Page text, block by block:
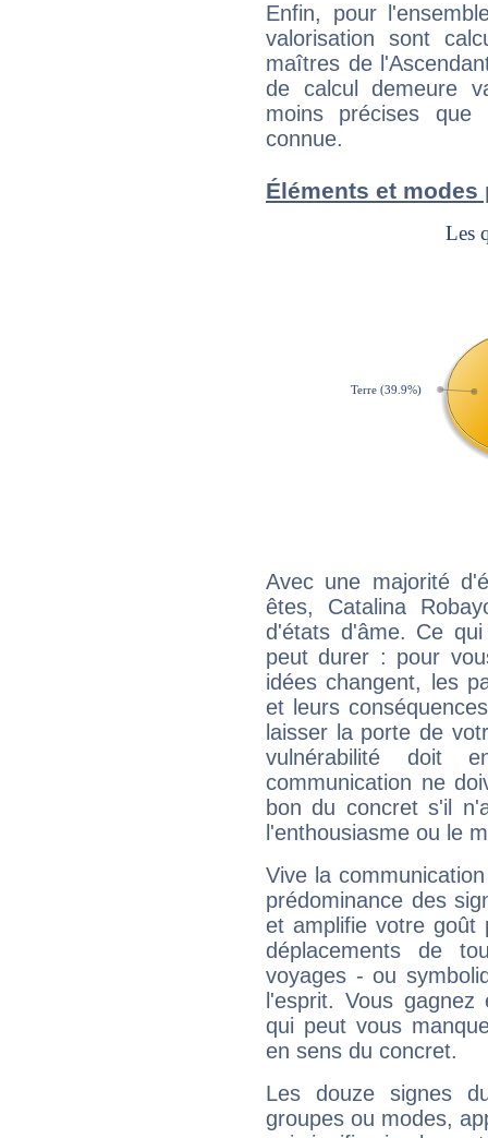
Enfin, pour
valorisation sont
maîtres de
de calcul demeure
moins précises que
connue.
Éléments et modes
Avec une majorité
êtes, Catalina
d'états d'âme. Ce
peut durer : pour
idées changent, les
et leurs
laisser la porte de
vulnérabilité doit
communication ne
bon du concret s'il
l'enthousiasme ou le
Vive la
prédominance des
et amplifie votre goût
déplacements de
voyages - ou
l'esprit. Vous
qui peut vous
en sens du concret.
Les douze signes
groupes ou modes,